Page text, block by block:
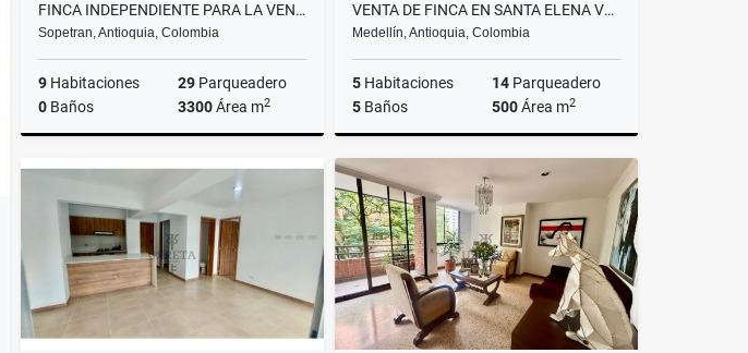
FINCA INDEPENDIENTE PARA LA VENTA EN SOPETRAN, ANTIOQUIA
Sopetran, Antioquia, Colombia
9 Habitaciones 29 Parqueadero
0 Baños 3300Área m2
Venta
$2.200.000.000
VENTA DE FINCA EN SANTA ELENA VEREDA EL PLAN
Medellín, Antioquia, Colombia
5 Habitaciones 14 Parqueadero
5 Baños 500Área m2
$4.500.000.000